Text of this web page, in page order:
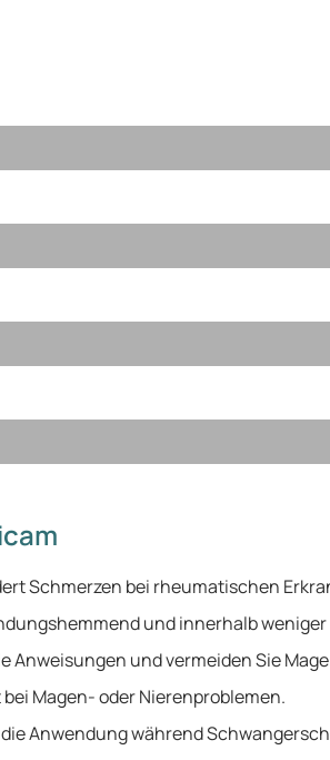
Schmerzen bei rheumatischen
und innerhalb
Anweisungen und vermeiden Sie
Magen- oder Nierenproblemen.
Anwendung während